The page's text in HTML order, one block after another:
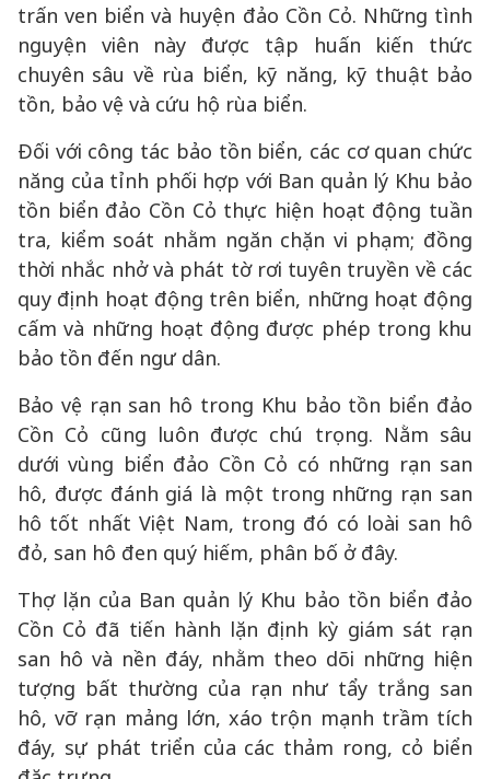
trấn ven biển và huyện đảo Cồn Cỏ. Những tình
nguyện viên này được tập huấn kiến thức
chuyên sâu về rùa biển, kỹ năng, kỹ thuật bảo
tồn, bảo vệ và cứu hộ rùa biển.
Đối với công tác bảo tồn biển, các cơ quan chức
năng của tỉnh phối hợp với Ban quản lý Khu bảo
tồn biển đảo Cồn Cỏ thực hiện hoạt động tuần
tra, kiểm soát nhằm ngăn chặn vi phạm; đồng
thời nhắc nhở và phát tờ rơi tuyên truyền về các
quy định hoạt động trên biển, những hoạt động
cấm và những hoạt động được phép trong khu
bảo tồn đến ngư dân.
Bảo vệ rạn san hô trong Khu bảo tồn biển đảo
Cồn Cỏ cũng luôn được chú trọng. Nằm sâu
dưới vùng biển đảo Cồn Cỏ có những rạn san
hô, được đánh giá là một trong những rạn san
hô tốt nhất Việt Nam, trong đó có loài san hô
đỏ, san hô đen quý hiếm, phân bố ở đây.
Thợ lặn của Ban quản lý Khu bảo tồn biển đảo
Cồn Cỏ đã tiến hành lặn định kỳ giám sát rạn
san hô và nền đáy, nhằm theo dõi những hiện
tượng bất thường của rạn như tẩy trắng san
hô, vỡ rạn mảng lớn, xáo trộn mạnh trầm tích
đáy, sự phát triển của các thảm rong, cỏ biển